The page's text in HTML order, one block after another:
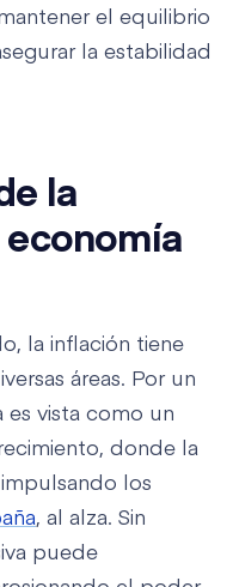
el equilibrio
la estabilidad
la
la inflación tiene
áreas. Por un
es vista como un
donde la
los
, al alza. Sin
puede